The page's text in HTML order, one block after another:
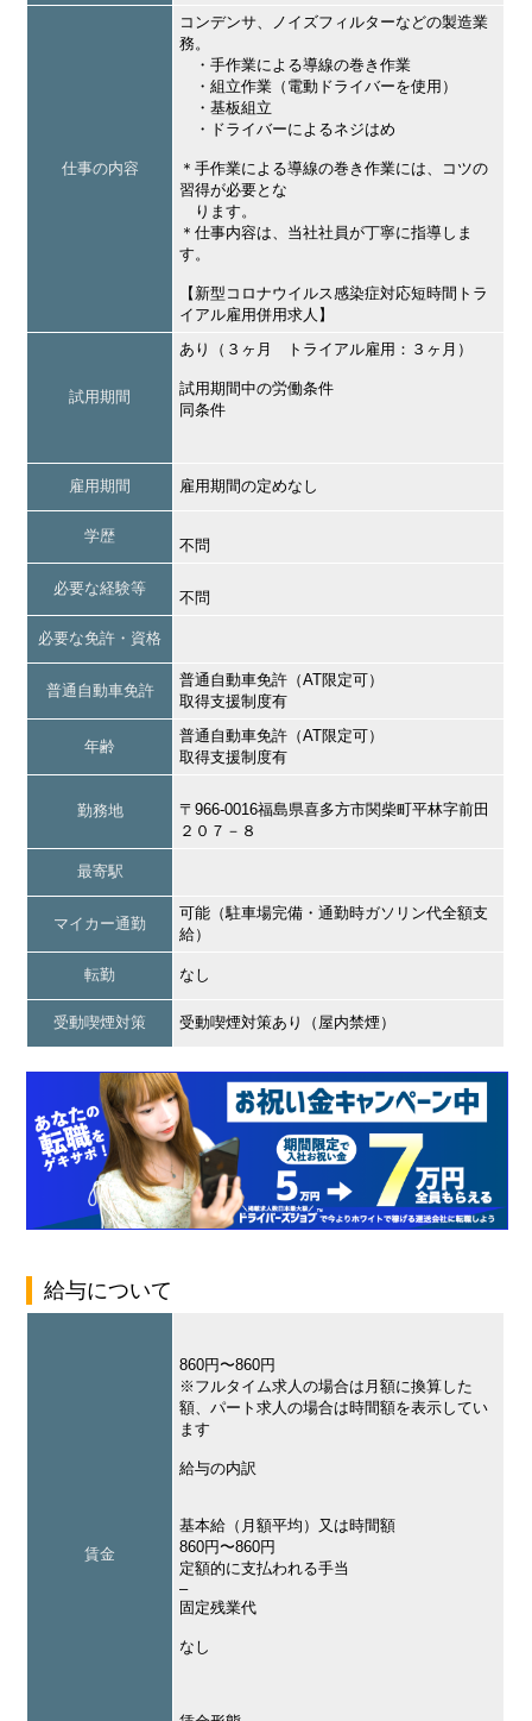
仕事の内容
コンデンサ、ノイズフィルターなどの製造業
務。
・手作業による導線の巻き作業
・組立作業（電動ドライバーを使用）
・基板組立
・ドライバーによるネジはめ
＊手作業による導線の巻き作業には、コツの
習得が必要とな
ります。
＊仕事内容は、当社社員が丁寧に指導しま
す。
【新型コロナウイルス感染症対応短時間トラ
イアル雇用併用求人】
試用期間
あり（３ヶ月 トライアル雇用：３ヶ月）
試用期間中の労働条件
同条件
雇用期間 雇用期間の定めなし
学歴
不問
必要な経験等
不問
必要な免許・資格
普通自動車免許
普通自動車免許（AT限定可）
取得支援制度有
年齢
普通自動車免許（AT限定可）
取得支援制度有
勤務地
〒966-0016福島県喜多方市関柴町平林字前田
２０７－８
最寄駅
マイカー通勤
可能（駐車場完備・通勤時ガソリン代全額支
給）
転勤 なし
受動喫煙対策 受動喫煙対策あり（屋内禁煙）
給与について
賃金
860円〜860円
※フルタイム求人の場合は月額に換算した
額、パート求人の場合は時間額を表示してい
ます
給与の内訳
基本給（月額平均）又は時間額
860円〜860円
定額的に支払われる手当
–
固定残業代
なし